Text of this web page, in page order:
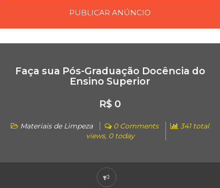
PUBLICAR ANÚNCIO
Faça sua Pós-Graduação Docência do
Ensino Superior
R$ 0
Materiais de Limpeza 0 Comments
341 total
views, 0 today